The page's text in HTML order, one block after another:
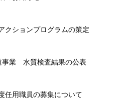
クションプログラムの策定
業 水質検査結果の公表
任用職員の募集について